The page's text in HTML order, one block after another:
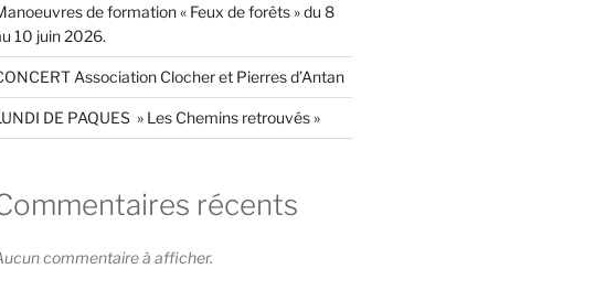
de formation « Feux de forêts » du 8
10 juin 2026.
Association Clocher et Pierres d’Antan
DE PAQUES » Les Chemins retrouvés »
récents
commentaire à afficher.